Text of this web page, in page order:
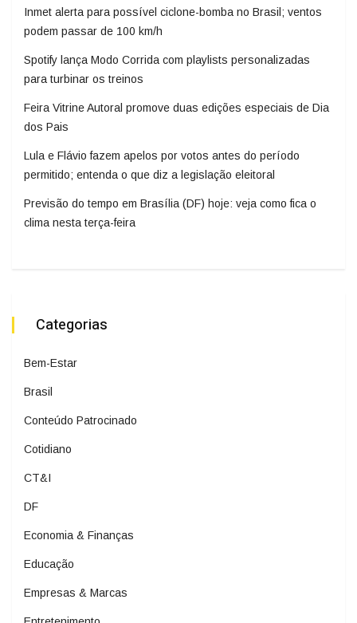
Inmet alerta para possível ciclone-bomba no Brasil; ventos
podem passar de 100 km/h
Spotify lança Modo Corrida com playlists personalizadas
para turbinar os treinos
Feira Vitrine Autoral promove duas edições especiais de Dia
dos Pais
Lula e Flávio fazem apelos por votos antes do período
permitido; entenda o que diz a legislação eleitoral
Previsão do tempo em Brasília (DF) hoje: veja como fica o
clima nesta terça-feira
Categorias
Bem-Estar
Brasil
Conteúdo Patrocinado
Cotidiano
CT&I
DF
Economia & Finanças
Educação
Empresas & Marcas